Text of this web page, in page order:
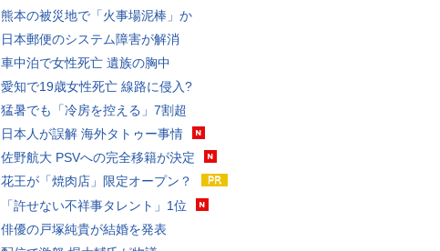
熊本の被災地で「火事場泥棒」か
日本郵便のシステム障害が解消
車中泊で女性死亡 遺族の胸中
愛知で19歳女性死亡 線路に侵入?
猛暑でも「冷房を控える」7割超
日本人が誤解 海外タトゥー事情
佐野航大 PSVへの完全移籍が決定
花王が「焼肉店」限定オープン？
「許せない不祥事タレント」1位
俳優の戸塚純貴が結婚を発表